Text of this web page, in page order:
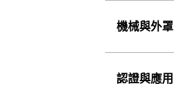
機械與外罩
認證與應用